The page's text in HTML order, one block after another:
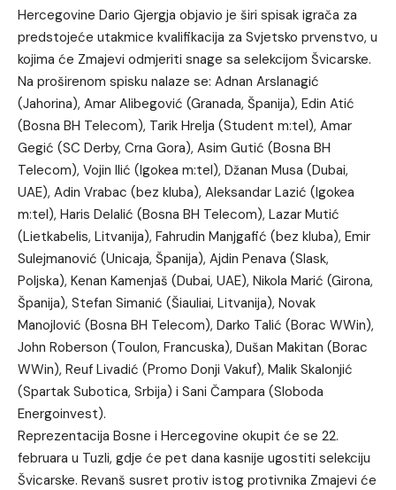
Hercegovine Dario Gjergja objavio je širi spisak igrača za
predstojeće utakmice kvalifikacija za Svjetsko prvenstvo, u
kojima će Zmajevi odmjeriti snage sa selekcijom Švicarske.
Na proširenom spisku nalaze se: Adnan Arslanagić
(Jahorina), Amar Alibegović (Granada, Španija), Edin Atić
(Bosna BH Telecom), Tarik Hrelja (Student m:tel), Amar
Gegić (SC Derby, Crna Gora), Asim Gutić (Bosna BH
Telecom), Vojin Ilić (Igokea m:tel), Džanan Musa (Dubai,
UAE), Adin Vrabac (bez kluba), Aleksandar Lazić (Igokea
m:tel), Haris Delalić (Bosna BH Telecom), Lazar Mutić
(Lietkabelis, Litvanija), Fahrudin Manjgafić (bez kluba), Emir
Sulejmanović (Unicaja, Španija), Ajdin Penava (Slask,
Poljska), Kenan Kamenjaš (Dubai, UAE), Nikola Marić (Girona,
Španija), Stefan Simanić (Šiauliai, Litvanija), Novak
Manojlović (Bosna BH Telecom), Darko Talić (Borac WWin),
John Roberson (Toulon, Francuska), Dušan Makitan (Borac
WWin), Reuf Livadić (Promo Donji Vakuf), Malik Skalonjić
(Spartak Subotica, Srbija) i Sani Čampara (Sloboda
Energoinvest).
Reprezentacija Bosne i Hercegovine okupit će se 22.
februara u Tuzli, gdje će pet dana kasnije ugostiti selekciju
Švicarske. Revanš susret protiv istog protivnika Zmajevi će